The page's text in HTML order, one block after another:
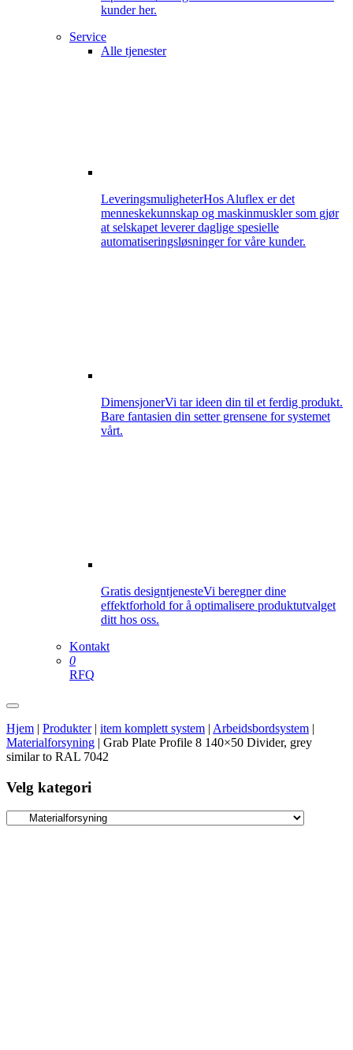
kunder her.
Service
Alle tjenester
LeveringsmuligheterHos Aluflex er det
menneskekunnskap og maskinmuskler som gjør
at selskapet leverer daglige spesielle
automatiseringsløsninger for våre kunder.
DimensjonerVi tar ideen din til et ferdig produkt.
Bare fantasien din setter grensene for systemet
vårt.
Gratis designtjenesteVi beregner dine
effektforhold for å optimalisere produktutvalget
ditt hos oss.
Kontakt
0
RFQ
Hjem | Produkter| item komplett system | Arbeidsbordsystem |
Materialforsyning | Grab Plate Profile 8 140×50 Divider, grey
similar to RAL 7042
Velg kategori